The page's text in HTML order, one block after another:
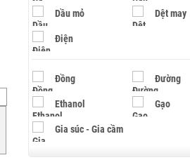
Dầu mỏ Dệt may
Điện
Đồng Đường
Ethanol Gạo
Gia súc - Gia cầm